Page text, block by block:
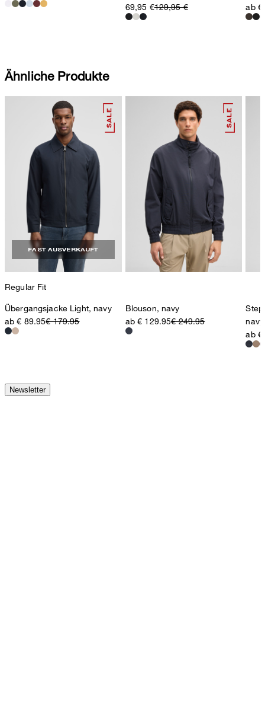
69,95 €129,95 € ab €
Ähnliche Produkte
FAST AUSVERKAUFT
Regular Fit
Übergangsjacke Light, navy
ab € 89.95€ 179.95
Blouson, navy
ab € 129.95€ 249.95
navy
ab €
Newsletter